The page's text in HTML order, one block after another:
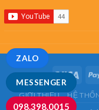
MESSENGER
ZALO
098.398.0015
GIỚI THIỆU HỆ